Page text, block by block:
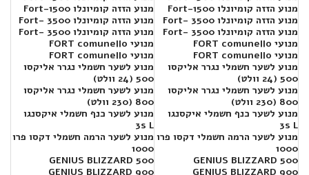
מנוע הזזה קומיונלו Fort-1500
מנוע הזזה קומיונלו Fort- 3500
מנוע הזזה קומיונלו Fort- 3500
מנועי FORT comunello
מנועי FORT comunello
מנוע לשער חשמלי נגרר אליקסו
500 (24 וולט)
מנוע לשער חשמלי נגרר אליקסו
800 (230 וולט)
מנוע לשער כנף חשמלי איקסנגו
3s L
מנוע לשער הרמה חשמלי דקסו פרו
1000
GENIUS BLIZZARD 500
GENIUS BLIZZARD 900
מנוע הזזה קומיונלו Fort-1500
מנוע הזזה קומיונלו Fort- 3500
מנוע הזזה קומיונלו Fort- 3500
מנועי FORT comunello
מנועי FORT comunello
מנוע לשער חשמלי נגרר אליקסו
500 (24 וולט)
מנוע לשער חשמלי נגרר אליקסו
800 (230 וולט)
מנוע לשער כנף חשמלי איקסנגו
3s L
מנוע לשער הרמה חשמלי דקסו פרו
1000
GENIUS BLIZZARD 500
GENIUS BLIZZARD 900